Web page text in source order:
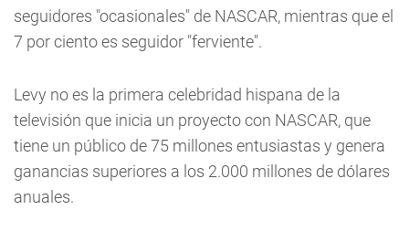
seguidores "ocasionales" de NASCAR, mientras que el
7 por ciento es seguidor "ferviente".
Levy no es la primera celebridad hispana de la
televisión que inicia un proyecto con NASCAR, que
tiene un público de 75 millones entusiastas y genera
ganancias superiores a los 2.000 millones de dólares
anuales.